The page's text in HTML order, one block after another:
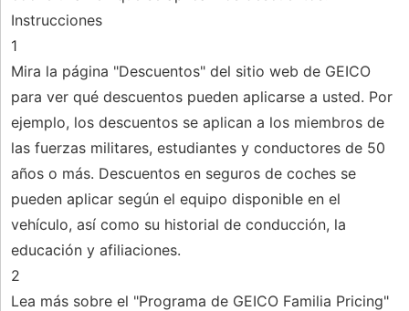
Instrucciones
1
Mira la página "Descuentos" del sitio web de GEICO
para ver qué descuentos pueden aplicarse a usted. Por
ejemplo, los descuentos se aplican a los miembros de
las fuerzas militares, estudiantes y conductores de 50
años o más. Descuentos en seguros de coches se
pueden aplicar según el equipo disponible en el
vehículo, así como su historial de conducción, la
educación y afiliaciones.
2
Lea más sobre el "Programa de GEICO Familia Pricing"